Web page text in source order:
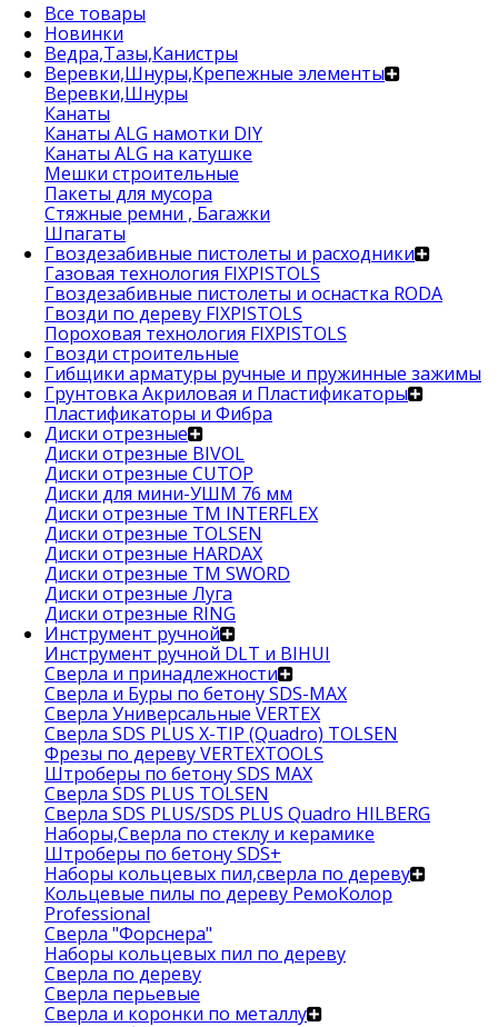
Все товары
Новинки
Ведра,Тазы,Канистры
Веревки,Шнуры,Крепежные элементы
Веревки,Шнуры
Канаты
Канаты ALG намотки DIY
Канаты ALG на катушке
Мешки строительные
Пакеты для мусора
Стяжные ремни , Багажки
Шпагаты
Гвоздезабивные пистолеты и расходники
Газовая технология FIXPISTOLS
Гвоздезабивные пистолеты и оснастка RODA
Гвозди по дереву FIXPISTOLS
Пороховая технология FIXPISTOLS
Гвозди строительные
Гибщики арматуры ручные и пружинные зажимы
Грунтовка Акриловая и Пластификаторы
Пластификаторы и Фибра
Диски отрезные
Диски отрезные BIVOL
Диски отрезные CUTOP
Диски для мини-УШМ 76 мм
Диски отрезные ТМ INTERFLEX
Диски отрезные TOLSEN
Диски отрезные HARDAX
Диски отрезные ТМ SWORD
Диски отрезные Луга
Диски отрезные RING
Инструмент ручной
Инструмент ручной DLT и BIHUI
Сверла и принадлежности
Сверла и Буры по бетону SDS-MAX
Сверла Универсальные VERTEX
Сверла SDS PLUS X-TIP (Quadro) TOLSEN
Фрезы по дереву VERTEXTOOLS
Штроберы по бетону SDS MAX
Сверла SDS PLUS TOLSEN
Сверла SDS PLUS/SDS PLUS Quadro HILBERG
Наборы,Сверла по стеклу и керамике
Штроберы по бетону SDS+
Наборы кольцевых пил,сверла по дереву
Кольцевые пилы по дереву РемоКолор
Professional
Сверла "Форснера"
Наборы кольцевых пил по дереву
Сверла по дереву
Сверла перьевые
Сверла и коронки по металлу